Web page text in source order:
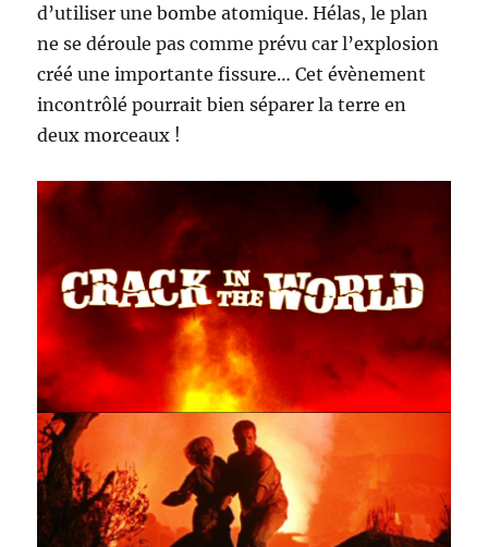
d’utiliser une bombe atomique. Hélas, le plan
ne se déroule pas comme prévu car l’explosion
créé une importante fissure… Cet évènement
incontrôlé pourrait bien séparer la terre en
deux morceaux !